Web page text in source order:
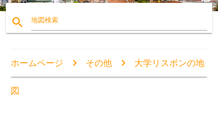
search 地図検索
ホームページ その他 大学リスボンの地
図